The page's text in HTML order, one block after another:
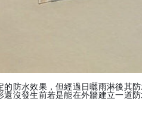
防水效果，但經過日曬雨淋後其
沒發生前若是能在外牆建立一道